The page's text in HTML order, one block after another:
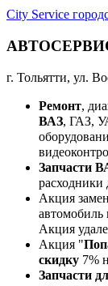
City Service
г. Тольятти, ул.
Ремонт,
ВАЗ, ГАЗ,
Запчасти
расходники
Акция
Акция
Акция "
скидку 7%
Запчасти